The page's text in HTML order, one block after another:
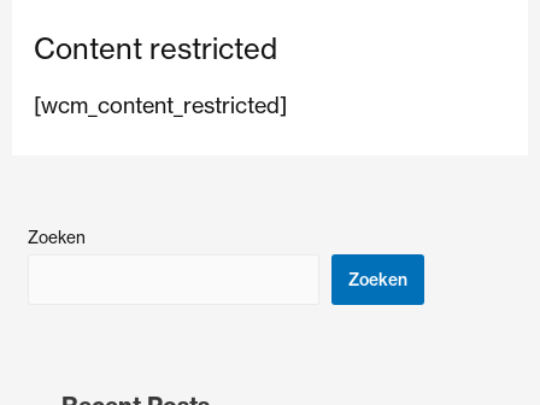
naar
inhoud
Content restricted
[wcm_content_restricted]
Zoeken
Zoeken